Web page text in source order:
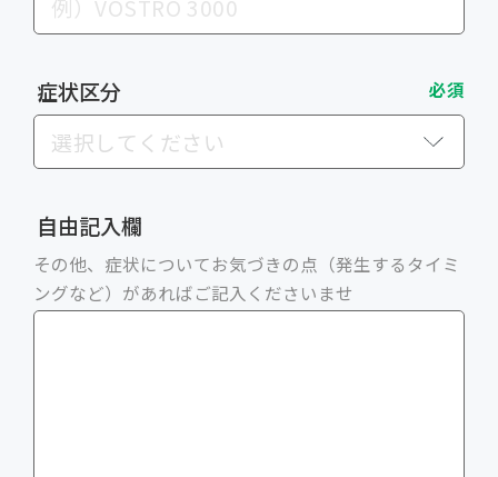
症状区分 必須
自由記入欄
その他、症状についてお気づきの点（発生するタイミ
ングなど）があればご記入くださいませ